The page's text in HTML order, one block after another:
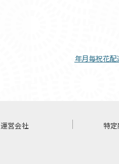
年月毎祝花配
運営会社 特定